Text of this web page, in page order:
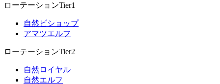
ローテーションTier1
自然ビショップ
アマツエルフ
ローテーションTier2
自然ロイヤル
自然エルフ